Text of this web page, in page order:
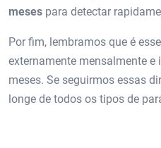
meses para detectar
Por fim, lembramos que é
externamente mensalmente e
meses. Se seguirmos essas
longe de todos os tipos de